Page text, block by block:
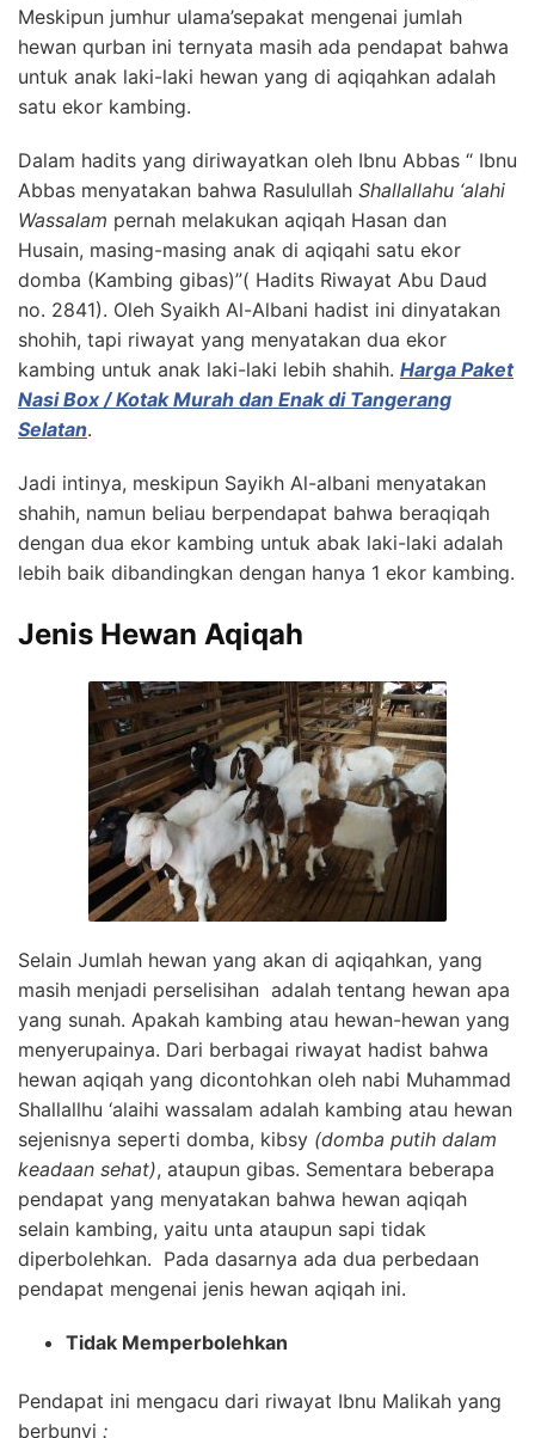
Meskipun jumhur ulama’sepakat mengenai jumlah
hewan qurban ini ternyata masih ada pendapat bahwa
untuk anak laki-laki hewan yang di aqiqahkan adalah
satu ekor kambing.
Dalam hadits yang diriwayatkan oleh Ibnu Abbas “ Ibnu
Abbas menyatakan bahwa Rasulullah Shallallahu ‘alahi
Wassalam pernah melakukan aqiqah Hasan dan
Husain, masing-masing anak di aqiqahi satu ekor
domba (Kambing gibas)”( Hadits Riwayat Abu Daud
no. 2841). Oleh Syaikh Al-Albani hadist ini dinyatakan
shohih, tapi riwayat yang menyatakan dua ekor
kambing untuk anak laki-laki lebih shahih. Harga Paket
Nasi Box / Kotak Murah dan Enak di Tangerang
Selatan.
Jadi intinya, meskipun Sayikh Al-albani menyatakan
shahih, namun beliau berpendapat bahwa beraqiqah
dengan dua ekor kambing untuk abak laki-laki adalah
lebih baik dibandingkan dengan hanya 1 ekor kambing.
Jenis Hewan Aqiqah
Selain Jumlah hewan yang akan di aqiqahkan, yang
masih menjadi perselisihan adalah tentang hewan apa
yang sunah. Apakah kambing atau hewan-hewan yang
menyerupainya. Dari berbagai riwayat hadist bahwa
hewan aqiqah yang dicontohkan oleh nabi Muhammad
Shallallhu ‘alaihi wassalam adalah kambing atau hewan
sejenisnya seperti domba, kibsy (domba putih dalam
keadaan sehat), ataupun gibas. Sementara beberapa
pendapat yang menyatakan bahwa hewan aqiqah
selain kambing, yaitu unta ataupun sapi tidak
diperbolehkan. Pada dasarnya ada dua perbedaan
pendapat mengenai jenis hewan aqiqah ini.
Tidak Memperbolehkan
Pendapat ini mengacu dari riwayat Ibnu Malikah yang
berbunyi :